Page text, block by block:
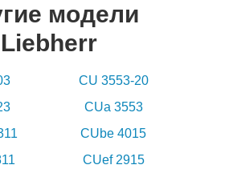
модели
Liebherr
CU 3553-20
CUa 3553
CUbe 4015
CUef 2915